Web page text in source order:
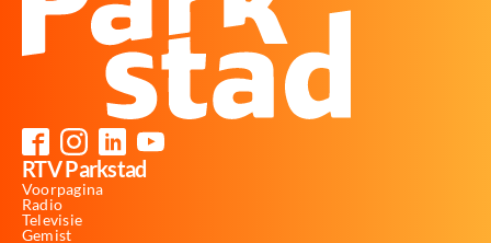
RTV Parkstad
Voorpagina
Radio
Televisie
Gemist